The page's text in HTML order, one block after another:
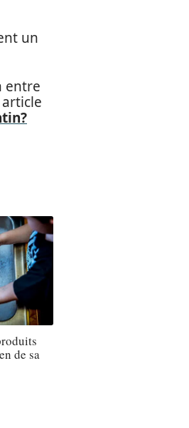
un
entre
de sa